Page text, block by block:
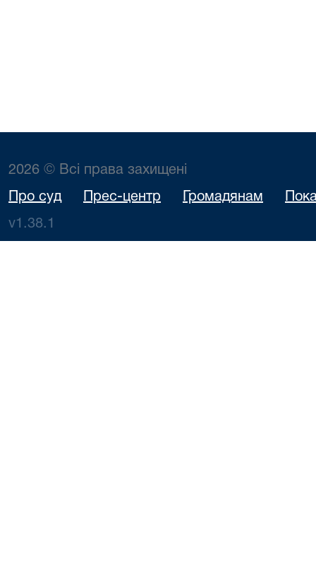
2026 © Всі права захищені
Про суд Прес-центр Громадянам
v1.38.1